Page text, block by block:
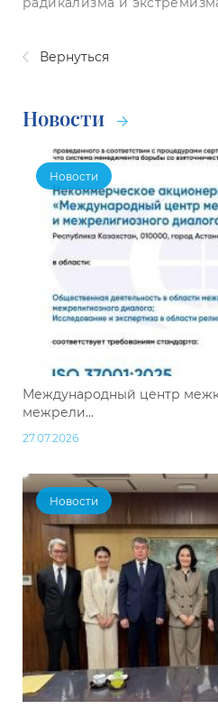
Вернуться
Новости
Новости
Международный центр
межрели...
27.07.2026
Новости